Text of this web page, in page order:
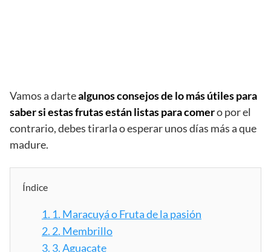
Vamos a dartealgunos consejos de lo más útiles para
saber si estas frutas están listas para comero por el
contrario, debes tirarla o esperar unos días más a que
madure.
Índice
1. 1. Maracuyá o Fruta de la pasión
2. 2. Membrillo
3. 3. Aguacate